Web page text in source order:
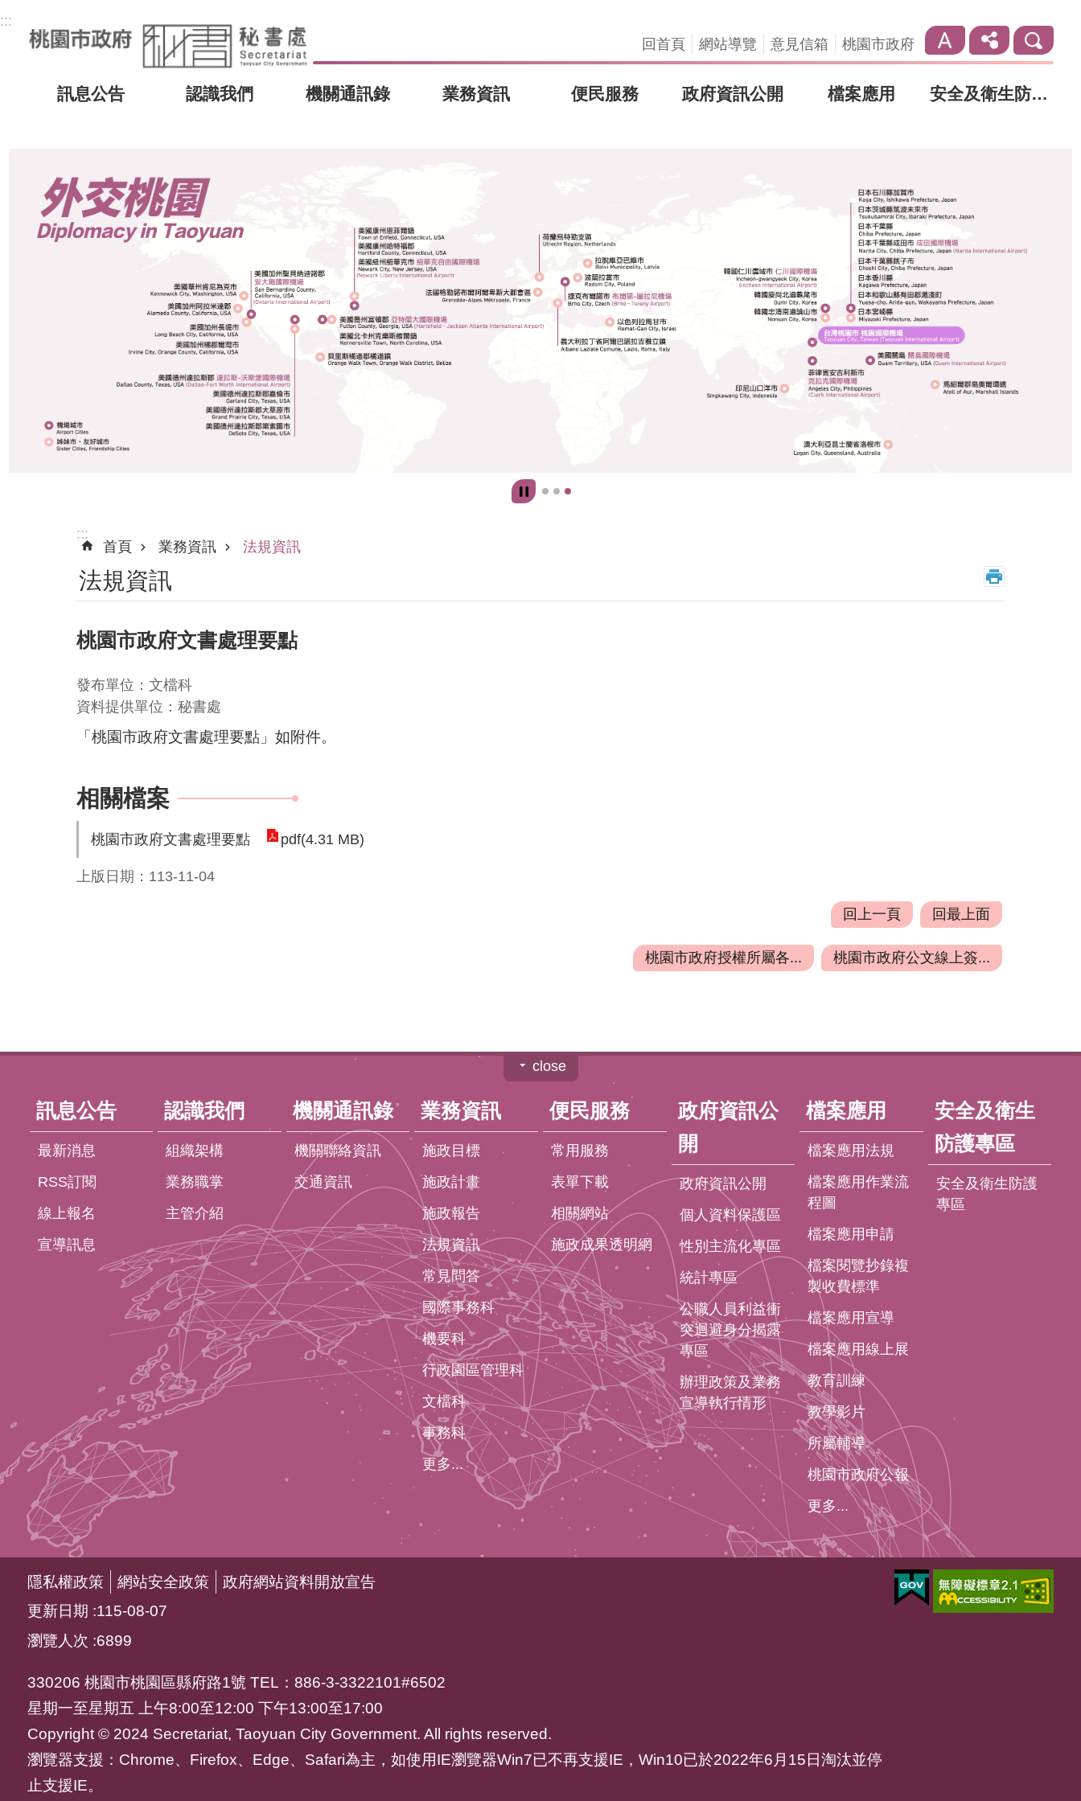
:::
回首頁
網站導覽 意見信箱 桃園市政府
訊息公告 認識我們 機關通訊錄 業務資訊 便民服務 政府資訊公開 檔案應用 安全及衛生防護專區
:::
首頁
業務資訊 法規資訊
法規資訊
桃園市政府文書處理要點
發布單位：文檔科
資料提供單位：秘書處
「桃園市政府文書處理要點」如附件。
相關檔案
桃園市政府文書處理要點 pdf(4.31 MB)
上版日期：113-11-04
回上一頁 回最上面
桃園市政府授權所屬各... 桃園市政府公文線上簽...
close
訊息公告
最新消息
RSS訂閱
線上報名
宣導訊息
認識我們
組織架構
業務職掌
主管介紹
機關通訊錄
機關聯絡資訊
交通資訊
業務資訊
施政目標
施政計畫
施政報告
法規資訊
常見問答
國際事務科
機要科
行政園區管理科
文檔科
事務科
更多...
便民服務
常用服務
表單下載
相關網站
施政成果透明網
政府資訊公
開
政府資訊公開
個人資料保護區
性別主流化專區
統計專區
公職人員利益衝
突迴避身分揭露
專區
辦理政策及業務
宣導執行情形
檔案應用
檔案應用法規
檔案應用作業流
程圖
檔案應用申請
檔案閱覽抄錄複
製收費標準
檔案應用宣導
檔案應用線上展
教育訓練
教學影片
所屬輔導
桃園市政府公報
更多...
安全及衛生
防護專區
安全及衛生防護
專區
隱私權政策 網站安全政策
政府網站資料開放宣告
更新日期 115-08-07
瀏覽人次 6899
330206 桃園市桃園區縣府路1號 TEL：886-3-3322101#6502
星期一至星期五 上午8:00至12:00 下午13:00至17:00
Copyright © 2024 Secretariat, Taoyuan City Government. All rights reserved.
瀏覽器支援：Chrome、Firefox、Edge、Safari為主，如使用IE瀏覽器Win7已不再支援IE，Win10已於2022年6月15日淘汰並停
止支援IE。